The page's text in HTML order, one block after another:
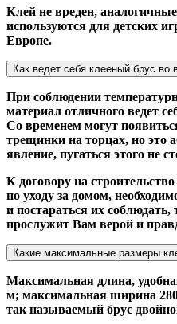
Клей не вреден,
используются для детских
Европе.
Как ведет себя клееный брус во
При соблюдении
материал отличного ведет
Со временем могут
трещинки на торцах, но это
явление, пугаться этого не
К договору на
по уходу за домом,
и постараться их соблюдать,
прослужит Вам верой и
Какие максимальные размеры
Максимальная длина,
м; максимальная ширина
так называемый брус